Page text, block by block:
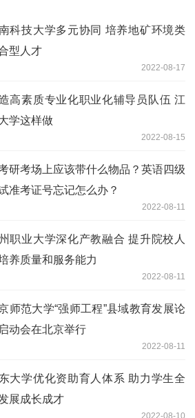
科技大学多元协同 培养地矿环境类
型人才
2022-08-17
高素质专业化职业化辅导员队伍 江
学这样做
2022-08-15
研考场上应该带什么物品？英语四级
准考证号忘记怎么办？
2022-08-11
职业大学深化产教融合 提升院校人
养质量和服务能力
2022-08-11
师范大学“强师工程”县域教育发展论
动会在北京举行
2022-08-11
大学优化资助育人体系 助力学生全
展成长成才
2022-08-10